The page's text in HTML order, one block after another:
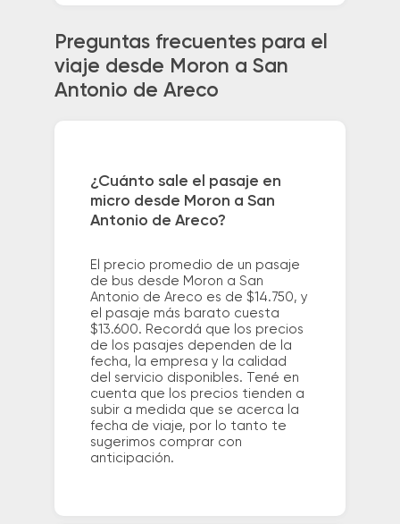
Preguntas frecuentes para el
viaje desde Moron a San
Antonio de Areco
¿Cuánto sale el pasaje en
micro desde Moron a San
Antonio de Areco?
El precio promedio de un pasaje
de bus desde Moron a San
Antonio de Areco es de $14.750, y
el pasaje más barato cuesta
$13.600. Recordá que los precios
de los pasajes dependen de la
fecha, la empresa y la calidad
del servicio disponibles. Tené en
cuenta que los precios tienden a
subir a medida que se acerca la
fecha de viaje, por lo tanto te
sugerimos comprar con
anticipación.